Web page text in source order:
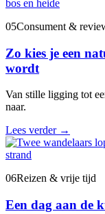
05Consument &
Zo kies je een
wordt
Van stille ligging tot
naar.
Lees verder →
06Reizen & vrije tijd
Een dag aan de